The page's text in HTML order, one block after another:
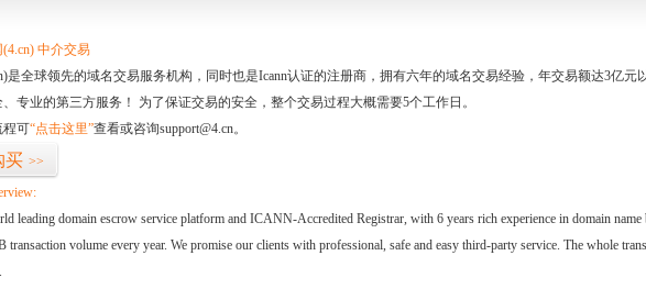
中介交易
是全球领先的域名交易服务机构，同时也是Icann认证的注册商，拥有六年的域名交易经验，年交易额达3亿元
专业的第三方服务！ 为了保证交易的安全，整个交易过程大概需要5个工作日。
程可“点击这里”查看或咨询support@4.cn。
买 >>
leading domain escrow service platform and ICANN-Accredited Registrar, with 6 years rich experience in domain name
volume every year. We promise our clients with professional, safe and easy third-party service. The whole